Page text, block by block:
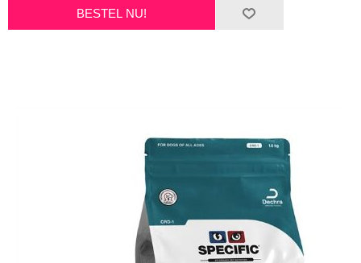
BESTEL NU!